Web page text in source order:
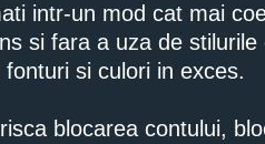
intr-un mod cat mai
si fara a uza de
si culori in exces.
blocarea contului,